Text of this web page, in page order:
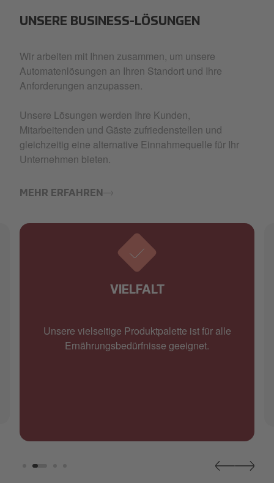
UNSERE BUSINESS-LÖSUNGEN
Wir arbeiten mit Ihnen zusammen, um unsere
Automatenlösungen an Ihren Standort und Ihre
Anforderungen anzupassen.
Unsere Lösungen werden Ihre Kunden,
Mitarbeitenden und Gäste zufriedenstellen und
gleichzeitig eine alternative Einnahmequelle für Ihr
Unternehmen bieten.
MEHR ERFAHREN
VIELFALT
Unsere vielseitige Produktpalette ist für alle
Ernährungsbedürfnisse geeignet.